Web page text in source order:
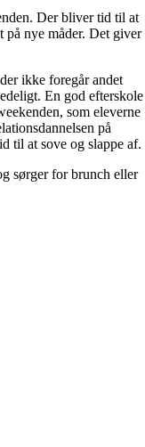
Der bliver tid til at
på nye måder. Det giver
ikke foregår andet
En god efterskole
som eleverne
på
til at sove og slappe af.
sørger for brunch eller